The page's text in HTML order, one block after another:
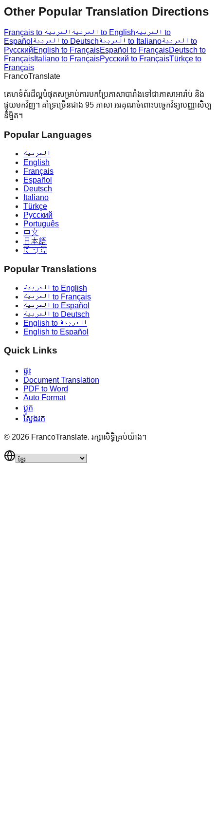
Other Popular Translation Directions
Français to العربية العربية to Englishالعربية to
Español
العربية to Deutsch العربية to Italianoالعربية to
РусскийEnglish to FrançaisEspañol to FrançaisDeutsch to
Français Italiano to FrançaisРусский to FrançaisTürkçe to
Français
FrancoTranslate
គេហទំព័រដ៏ល្អបំផុតសម្រាប់ការបកប្រែភាសាបារាំងទៅជាភាសាអារ៉ាប់ និង
ផ្ទុយមកវិញ។ គាំទ្រច្រើនជាង 95 ភាសា អរគុណចំពោះបច្ចេកវិទ្យាបញ្ញាសិប្ប
និម្មិត។
Popular Languages
العربية
English
Français
Español
Deutsch
Italiano
Türkçe
Русский
Português
中文
日本語
हिन्दी
Popular Translations
العربية to English
العربية to Français
العربية to Español
العربية to Deutsch
English to العربية
English to Español
Quick Links
ផ្ទះ
Document Translation
PDF to Word
Auto Format
ប្លុក
ស្វែងរក
© 2026 FrancoTranslate. រក្សាសិទ្ធិគ្រប់យ៉ាង។